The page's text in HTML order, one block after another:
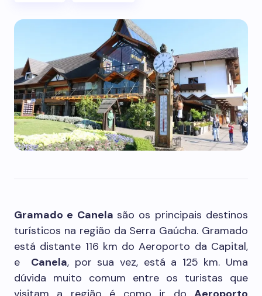
Gramado e Canela são os principais destinos
turísticos na região da Serra Gaúcha. Gramado
está distante 116 km do Aeroporto da Capital,
e Canela, por sua vez, está a 125 km. Uma
dúvida muito comum entre os turistas que